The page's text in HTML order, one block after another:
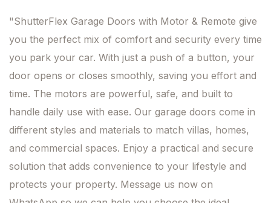
"ShutterFlex Garage Doors with Motor & Remote give
you the perfect mix of comfort and security every time
you park your car. With just a push of a button, your
door opens or closes smoothly, saving you effort and
time. The motors are powerful, safe, and built to
handle daily use with ease. Our garage doors come in
different styles and materials to match villas, homes,
and commercial spaces. Enjoy a practical and secure
solution that adds convenience to your lifestyle and
protects your property. Message us now on